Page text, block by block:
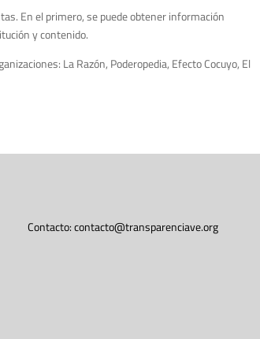
En el primero, se puede obtener información
y contenido.
La Razón, Poderopedia, Efecto Cocuyo, El
Contacto:contacto@transparenciave.org